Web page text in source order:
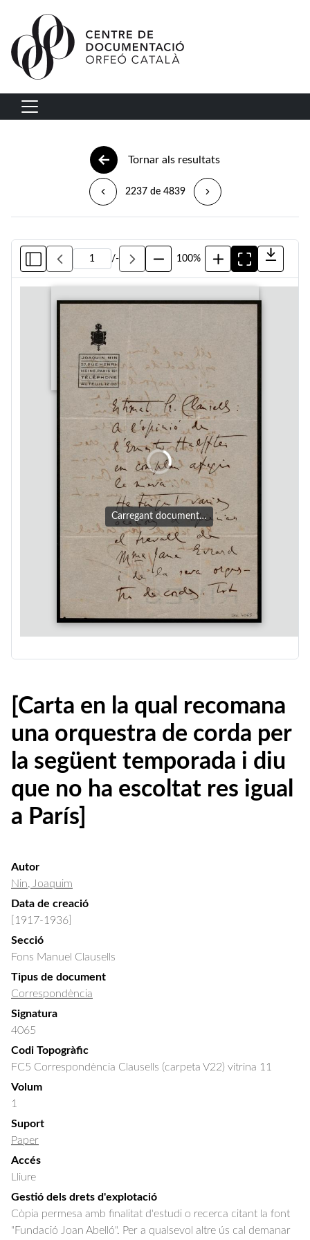
Vés al contingut
Navegació principal
Tornar als resultats
2237 de 4839
/- 100%
Carregant document…
[Carta en la qual recomana
una orquestra de corda per
la següent temporada i diu
que no ha escoltat res igual
a París]
Autor
Nin, Joaquim
Data de creació
[1917-1936]
Secció
Fons Manuel Clausells
Tipus de document
Correspondència
Signatura
4065
Codi Topogràfic
FC5 Correspondència Clausells (carpeta V22) vitrina 11
Volum
1
Suport
Paper
Accés
Lliure
Gestió dels drets d'explotació
Còpia permesa amb finalitat d'estudi o recerca citant la font
"Fundació Joan Abelló". Per a qualsevol altre ús cal demanar